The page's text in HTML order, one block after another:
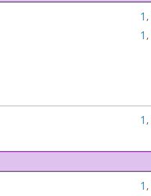
1,
1,
1,
1,